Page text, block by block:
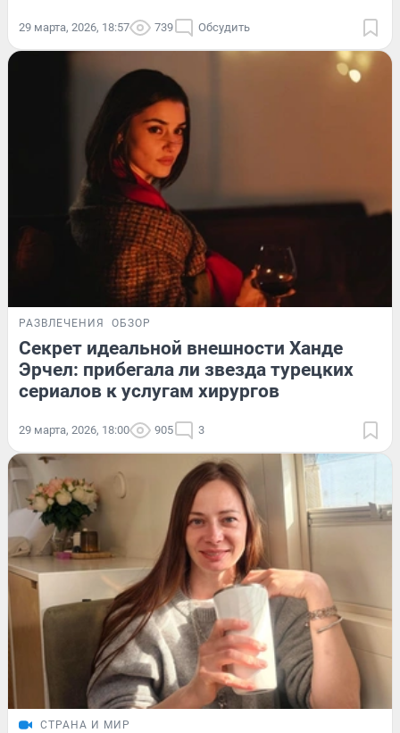
29 марта, 2026, 18:57 739 Обсудить
РАЗВЛЕЧЕНИЯ ОБЗОР
Секрет идеальной внешности Ханде
Эрчел: прибегала ли звезда турецких
сериалов к услугам хирургов
29 марта, 2026, 18:00 905 3
СТРАНА И МИР